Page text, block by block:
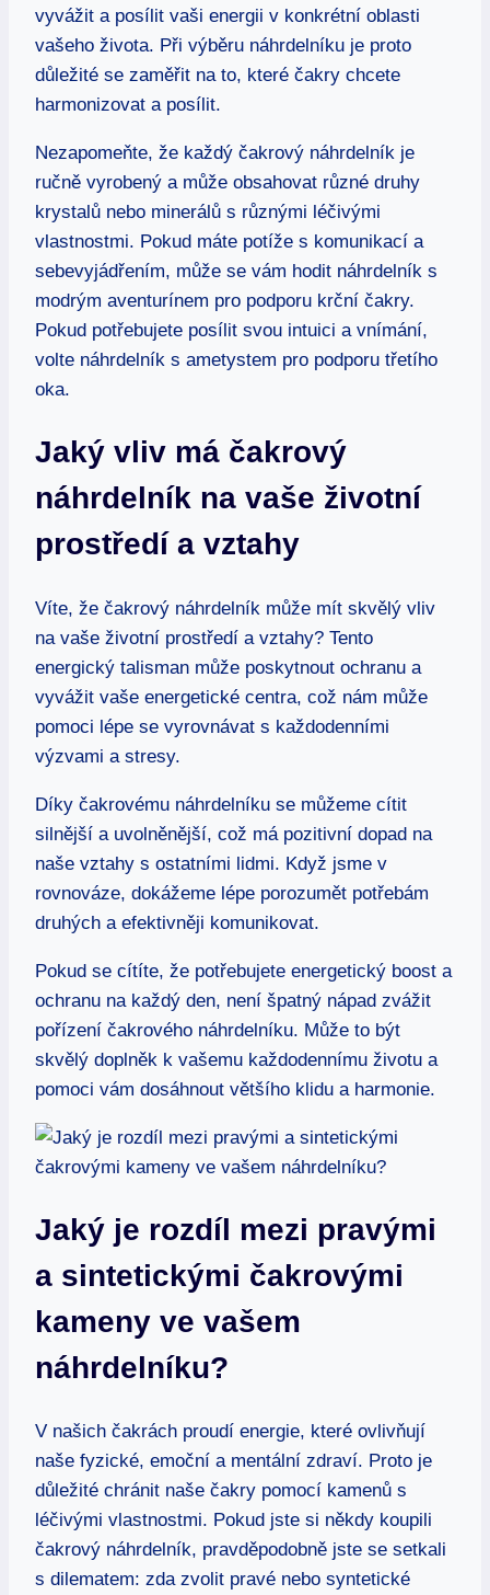
vyvážit a posílit vaši energii v konkrétní oblasti
vašeho života. Při výběru náhrdelníku je proto
důležité se zaměřit na to, které čakry chcete
harmonizovat a posílit.
Nezapomeňte, že každý čakrový náhrdelník je
ručně vyrobený a může obsahovat různé druhy
krystalů nebo minerálů s různými léčivými
vlastnostmi. Pokud máte potíže s komunikací a
sebevyjádřením, může se vám hodit náhrdelník s
modrým aventurínem pro podporu krční čakry.
Pokud potřebujete posílit svou intuici a vnímání,
volte náhrdelník s ametystem pro podporu třetího
oka.
Jaký vliv má čakrový
náhrdelník na vaše životní
prostředí a vztahy
Víte, že čakrový náhrdelník může mít skvělý vliv
na vaše životní prostředí a vztahy? Tento
energický talisman může poskytnout ochranu a
vyvážit vaše energetické centra, což nám může
pomoci lépe se vyrovnávat s každodenními
výzvami a stresy.
Díky čakrovému náhrdelníku se můžeme cítit
silnější a uvolněnější, což má pozitivní dopad na
naše vztahy s ostatními lidmi. Když jsme v
rovnováze, dokážeme lépe porozumět potřebám
druhých a efektivněji komunikovat.
Pokud se cítíte, že potřebujete energetický boost a
ochranu na každý den, není špatný nápad zvážit
pořízení čakrového náhrdelníku. Může to být
skvělý doplněk k vašemu každodennímu životu a
pomoci vám dosáhnout většího klidu a harmonie.
Jaký je rozdíl mezi pravými
a sintetickými čakrovými
kameny ve vašem
náhrdelníku?
V našich čakrách proudí energie, které ovlivňují
naše fyzické, emoční a mentální zdraví. Proto je
důležité chránit naše čakry pomocí kamenů s
léčivými vlastnostmi. Pokud jste si někdy koupili
čakrový náhrdelník, pravděpodobně jste se setkali
s dilematem: zda zvolit pravé nebo syntetické